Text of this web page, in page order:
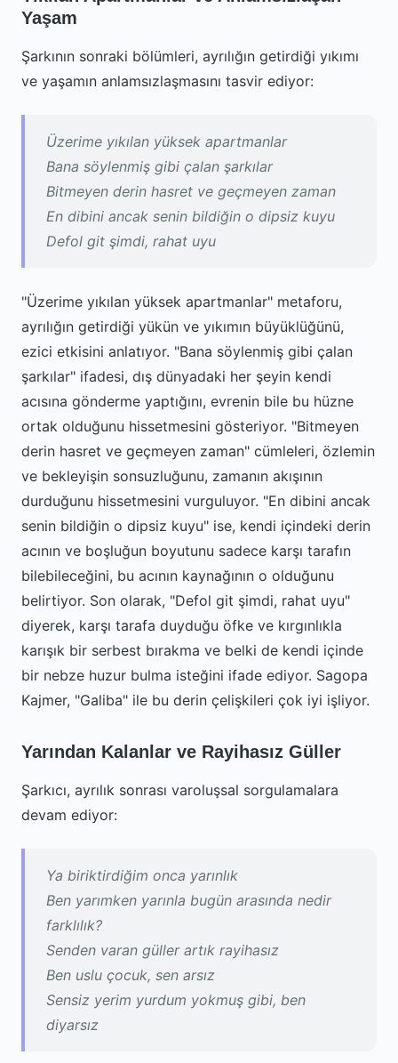
Yaşam
Şarkının sonraki bölümleri, ayrılığın getirdiği yıkımı
ve yaşamın anlamsızlaşmasını tasvir ediyor:
Üzerime yıkılan yüksek apartmanlar
Bana söylenmiş gibi çalan şarkılar
Bitmeyen derin hasret ve geçmeyen zaman
En dibini ancak senin bildiğin o dipsiz kuyu
Defol git şimdi, rahat uyu
"Üzerime yıkılan yüksek apartmanlar" metaforu,
ayrılığın getirdiği yükün ve yıkımın büyüklüğünü,
ezici etkisini anlatıyor. "Bana söylenmiş gibi çalan
şarkılar" ifadesi, dış dünyadaki her şeyin kendi
acısına gönderme yaptığını, evrenin bile bu hüzne
ortak olduğunu hissetmesini gösteriyor. "Bitmeyen
derin hasret ve geçmeyen zaman" cümleleri, özlemin
ve bekleyişin sonsuzluğunu, zamanın akışının
durduğunu hissetmesini vurguluyor. "En dibini ancak
senin bildiğin o dipsiz kuyu" ise, kendi içindeki derin
acının ve boşluğun boyutunu sadece karşı tarafın
bilebileceğini, bu acının kaynağının o olduğunu
belirtiyor. Son olarak, "Defol git şimdi, rahat uyu"
diyerek, karşı tarafa duyduğu öfke ve kırgınlıkla
karışık bir serbest bırakma ve belki de kendi içinde
bir nebze huzur bulma isteğini ifade ediyor. Sagopa
Kajmer, "Galiba" ile bu derin çelişkileri çok iyi işliyor.
Yarından Kalanlar ve Rayihasız Güller
Şarkıcı, ayrılık sonrası varoluşsal sorgulamalara
devam ediyor:
Ya biriktirdiğim onca yarınlık
Ben yarımken yarınla bugün arasında nedir
farklılık?
Senden varan güller artık rayihasız
Ben uslu çocuk, sen arsız
Sensiz yerim yurdum yokmuş gibi, ben
diyarsız